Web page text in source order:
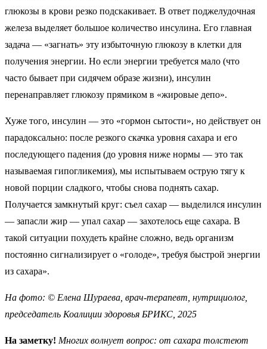
глюкозы в крови резко подскакивает. В ответ поджелудочная
железа выделяет большое количество инсулина. Его главная
задача — «загнать» эту избыточную глюкозу в клетки для
получения энергии. Но если энергии требуется мало (что
часто бывает при сидячем образе жизни), инсулин
перенаправляет глюкозу прямиком в «жировые депо».
Хуже того, инсулин — это «гормон сытости», но действует он
парадоксально: после резкого скачка уровня сахара и его
последующего падения (до уровня ниже нормы — это так
называемая гипогликемия), мы испытываем острую тягу к
новой порции сладкого, чтобы снова поднять сахар.
Получается замкнутый круг: съел сахар — выделился инсулин
— запасли жир — упал сахар — захотелось еще сахара. В
такой ситуации похудеть крайне сложно, ведь организм
постоянно сигнализирует о «голоде», требуя быстрой энергии
из сахара».
На фото: © Елена Шураева, врач-терапевт, нутрициолог,
председатель Коалиции здоровья БРИКС, 2025
На заметку! Многих волнует вопрос: от сахара толстеют